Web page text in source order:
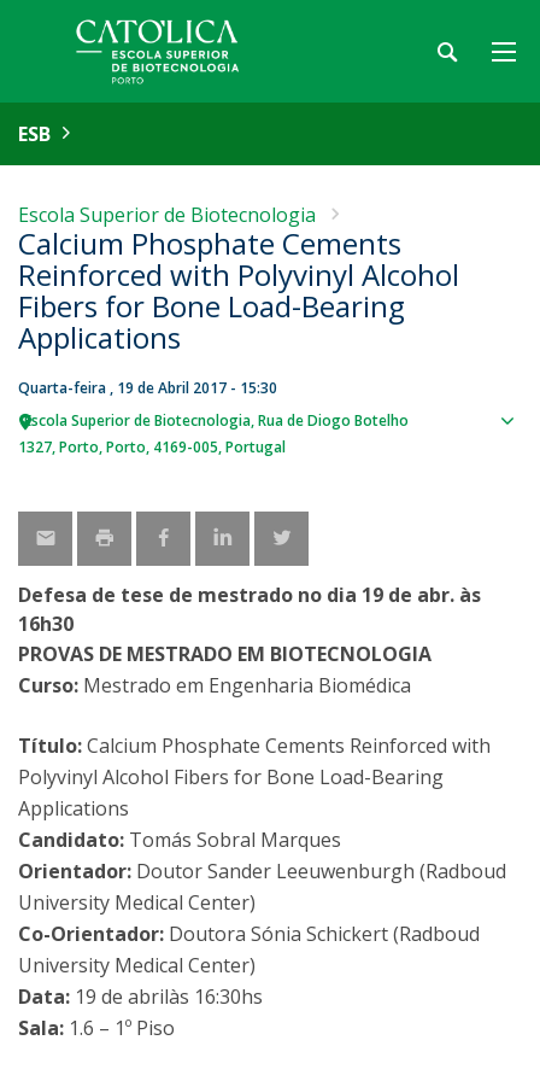
ESB
Escola Superior de Biotecnologia
Calcium Phosphate Cements
Reinforced with Polyvinyl Alcohol
Fibers for Bone Load-Bearing
Applications
Quarta-feira , 19 de Abril 2017 - 15:30
Escola Superior de Biotecnologia Rua de Diogo Botelho
1327 Porto Porto 4169-005 Portugal
Defesa de tese de mestrado no dia 19 de abr. às
16h30
PROVAS DE MESTRADO EM BIOTECNOLOGIA
Curso: Mestrado em Engenharia Biomédica
Título:Calcium Phosphate Cements Reinforced with
Polyvinyl Alcohol Fibers for Bone Load-Bearing
Applications
Candidato: Tomás Sobral Marques
Orientador: Doutor Sander Leeuwenburgh (Radboud
University Medical Center)
Co-Orientador: Doutora Sónia Schickert (Radboud
University Medical Center)
Data: 19 de abrilàs 16:30hs
Sala: 1.6 – 1º Piso